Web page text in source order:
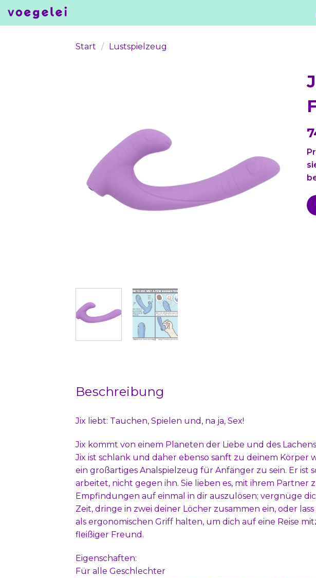
Start / Lustspielzeug
Beschreibung
Jix liebt: Tauchen, Spielen und, na ja, Sex!
Jix kommt von einem Planeten der Liebe und des
Jix ist schlank und daher ebenso sanft zu deinem Körper
ein großartiges Analspielzeug für Anfänger zu sein. Er ist
arbeitet, nicht gegen ihn. Sie lieben es, mit ihrem
Empfindungen auf einmal in dir auszulösen; vergnüge
Zeit, dringe in zwei deiner Löcher zusammen ein, oder
als ergonomischen Griff halten, um dich auf eine Reise
fleißiger Freund.
Eigenschaften:
Für alle Geschlechter